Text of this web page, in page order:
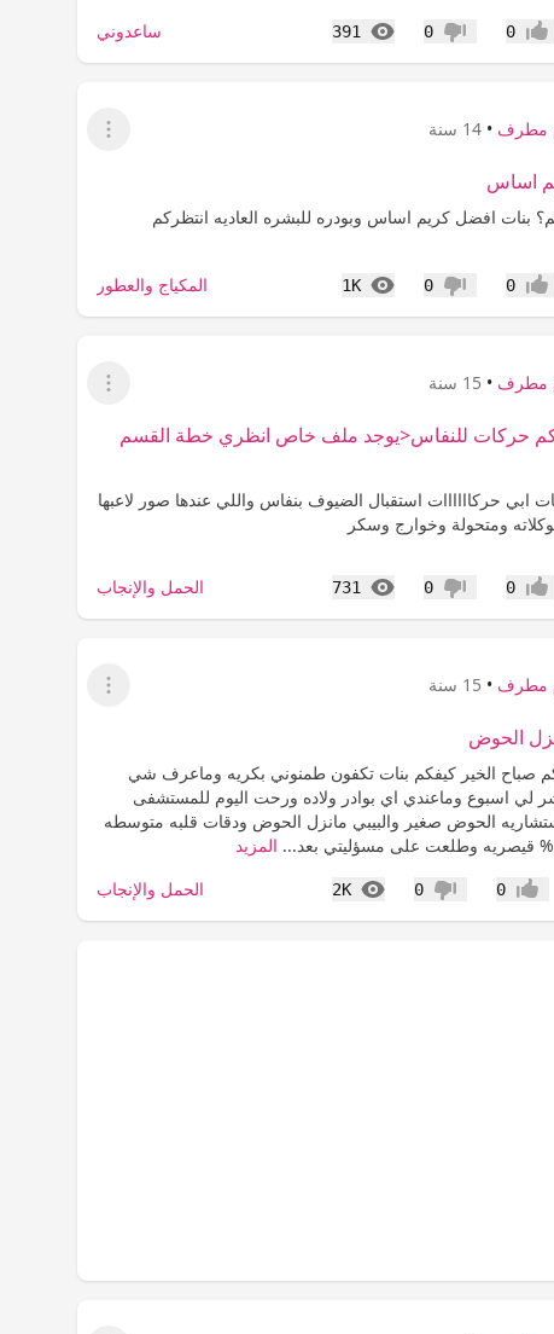
إعجاب0 عدم إعجاب
0
391
المشاهدات ساعدوني
مطرف • 14 سنة
عرض القائمة
اساس
بنات افضل كريم اساس وبودره للبشره العاديه انتظركم
إعجاب0 عدم إعجاب
0
1K
المشاهدات المكياج والعطور
مطرف • 15 سنة
عرض القائمة
حركات للنفاس<يوجد ملف خاص انظري خطة القسم
ابي حركاااااات استقبال الضيوف بنفاس واللي عندها صور لاعبها
ومتحولة وخوارج وسكر
إعجاب0 عدم إعجاب
0
731
المشاهدات الحمل والإنجاب
مطرف • 15 سنة
عرض القائمة
الحوض
صباح الخير كيفكم بنات تكفون طمنوني بكريه وماعرف شي
لي اسبوع وماعندي اي بوادر ولاده ورحت اليوم للمستشفى
الحوض صغير والبيبي مانزل الحوض ودقات قلبه متوسطه
المزيد
إعجاب0 عدم إعجاب
0
2K
المشاهدات الحمل والإنجاب